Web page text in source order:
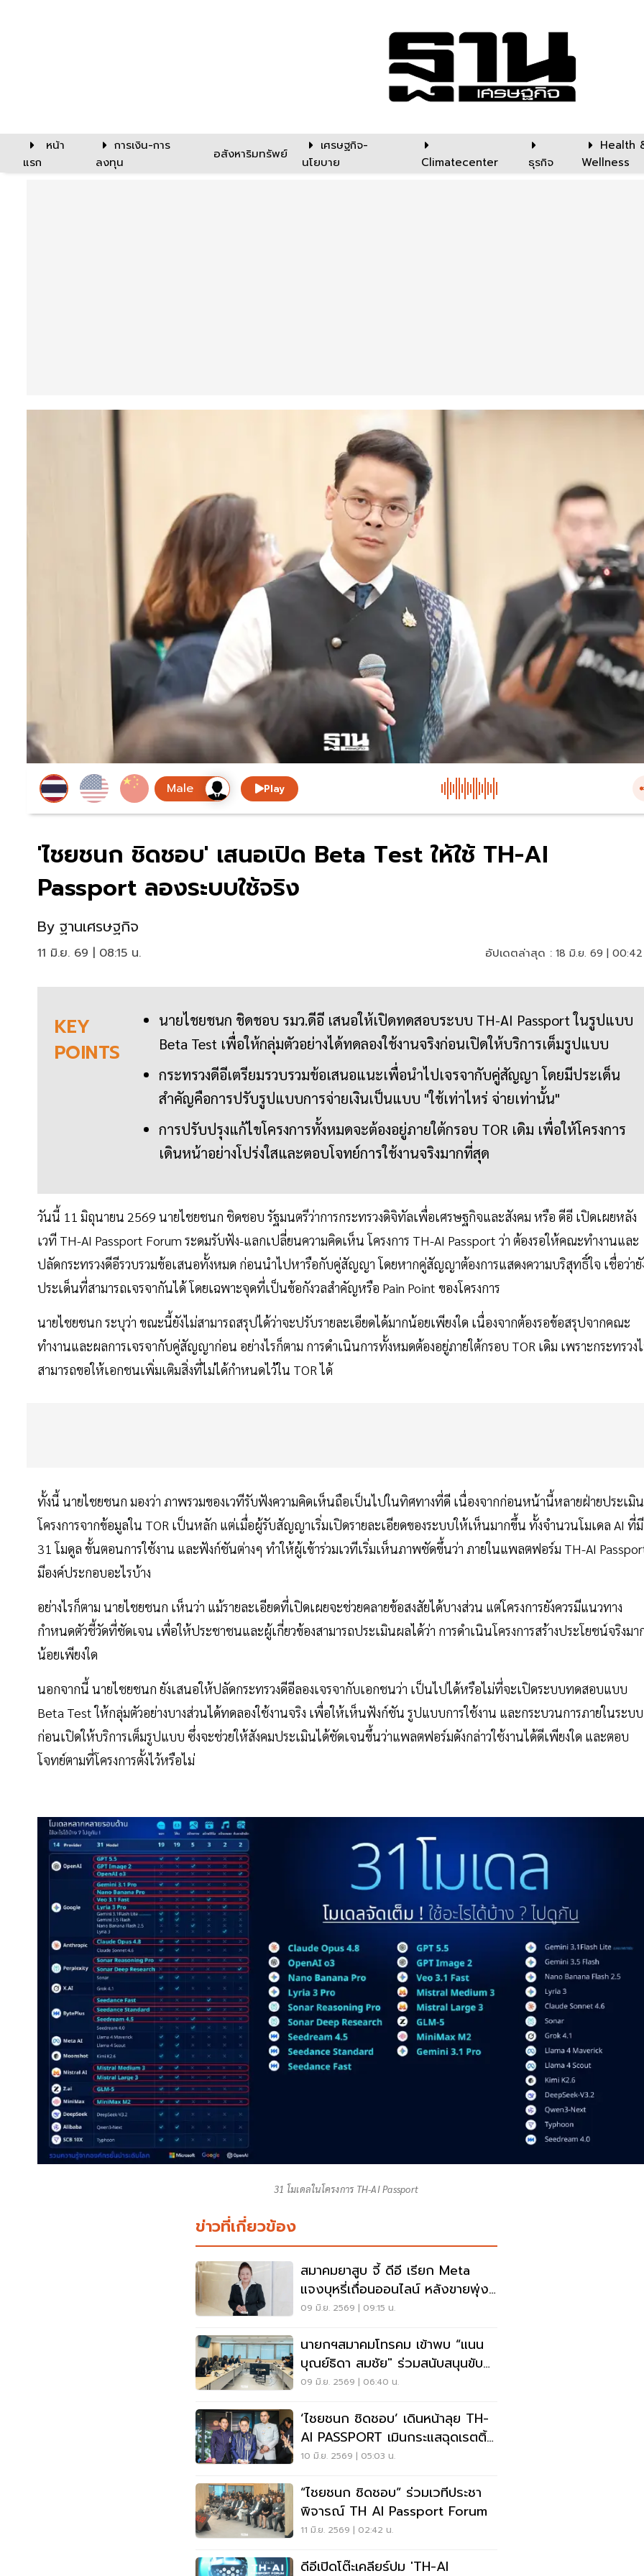
หน้า
แรก
การเงิน-การ
ลงทุน
อสังหาริมทรัพย์
เศรษฐกิจ-
นโยบาย
Climatecenter ธุรกิจ
Health
Wellness
Play
'ไชยชนก ชิดชอบ' เสนอเปิด Beta Test ให้ใช้ TH-AI
Passport ลองระบบใช้จริง
By ฐานเศรษฐกิจ
11 มิ.ย. 69 | 08:15 น. อัปเดตล่าสุด : 18 มิ.ย. 69 |
KEY
POINTS
นายไชยชนก ชิดชอบ รมว.ดีอี เสนอให้เปิดทดสอบระบบ TH-AI Passport ในรูปแบบ
Beta Test เพื่อให้กลุ่มตัวอย่างได้ทดลองใช้งานจริงก่อนเปิดให้บริการเต็มรูปแบบ
กระทรวงดีอีเตรียมรวบรวมข้อเสนอแนะเพื่อนำไปเจรจากับคู่สัญญา โดยมีประเด็น
สำคัญคือการปรับรูปแบบการจ่ายเงินเป็นแบบ "ใช้เท่าไหร่ จ่ายเท่านั้น"
การปรับปรุงแก้ไขโครงการทั้งหมดจะต้องอยู่ภายใต้กรอบ TOR เดิม เพื่อให้โครงการ
เดินหน้าอย่างโปร่งใสและตอบโจทย์การใช้งานจริงมากที่สุด
วันนี้ 11 มิถุนายน 2569 นายไชยชนก ชิดชอบ รัฐมนตรีว่าการกระทรวงดิจิทัลเพื่อเศรษฐกิจและสังคม หรือ ดีอี เปิดเผยหลัง
เวที TH-AI Passport Forum ระดมรับฟัง-แลกเปลี่ยนความคิดเห็น โครงการ TH-AI Passport ว่า ต้องรอให้คณะทำงานและ
ปลัดกระทรวงดีอีรวบรวมข้อเสนอทั้งหมด ก่อนนำไปหารือกับคู่สัญญา โดยหากคู่สัญญาต้องการแสดงความบริสุทธิ์ใจ เชื่อว่ายั
ประเด็นที่สามารถเจรจากันได้ โดยเฉพาะจุดที่เป็นข้อกังวลสำคัญหรือ Pain Point ของโครงการ
นายไชยชนก ระบุว่า ขณะนี้ยังไม่สามารถสรุปได้ว่าจะปรับรายละเอียดได้มากน้อยเพียงใด เนื่องจากต้องรอข้อสรุปจากคณะ
ทำงานและผลการเจรจากับคู่สัญญาก่อน อย่างไรก็ตาม การดำเนินการทั้งหมดต้องอยู่ภายใต้กรอบ TOR เดิม เพราะกระทรวง
สามารถขอให้เอกชนเพิ่มเติมสิ่งที่ไม่ได้กำหนดไว้ใน TOR ได้
ทั้งนี้ นายไชยชนก มองว่า ภาพรวมของเวทีรับฟังความคิดเห็นถือเป็นไปในทิศทางที่ดี เนื่องจากก่อนหน้านี้หลายฝ่ายประเมิน
โครงการจากข้อมูลใน TOR เป็นหลัก แต่เมื่อผู้รับสัญญาเริ่มเปิดรายละเอียดของระบบให้เห็นมากขึ้น ทั้งจำนวนโมเดล AI ที่มี
31 โมดูล ขั้นตอนการใช้งาน และฟังก์ชันต่างๆ ทำให้ผู้เข้าร่วมเวทีเริ่มเห็นภาพชัดขึ้นว่า ภายในแพลตฟอร์ม TH-AI
มีองค์ประกอบอะไรบ้าง
อย่างไรก็ตาม นายไชยชนก เห็นว่า แม้รายละเอียดที่เปิดเผยจะช่วยคลายข้อสงสัยได้บางส่วน แต่โครงการยังควรมีแนวทาง
กำหนดตัวชี้วัดที่ชัดเจน เพื่อให้ประชาชนและผู้เกี่ยวข้องสามารถประเมินผลได้ว่า การดำเนินโครงการสร้างประโยชน์จริงมา
น้อยเพียงใด
นอกจากนี้ นายไชยชนก ยังเสนอให้ปลัดกระทรวงดีอีลองเจรจากับเอกชนว่า เป็นไปได้หรือไม่ที่จะเปิดระบบทดสอบแบบ
Beta Test ให้กลุ่มตัวอย่างบางส่วนได้ทดลองใช้งานจริง เพื่อให้เห็นฟังก์ชัน รูปแบบการใช้งาน และกระบวนการภายในระบบ
ก่อนเปิดให้บริการเต็มรูปแบบ ซึ่งจะช่วยให้สังคมประเมินได้ชัดเจนขึ้นว่าแพลตฟอร์มดังกล่าวใช้งานได้ดีเพียงใด และตอบ
โจทย์ตามที่โครงการตั้งไว้หรือไม่
31 โมเดลในโครงการ TH-AI Passport
ข่าวที่เกี่ยวข้อง
สมาคมยาสูบ จี้ ดีอี เรียก Meta
แจงบุหรี่เถื่อนออนไลน์ หลังขายพุ่ง
กว่า 1,200 รายการ
09 มิ.ย. 2569 | 09:15 น.
นายกฯสมาคมโทรคม เข้าพบ “แนน
บุณย์ธิดา สมชัย" ร่วมสนับสนุนขับ
เคลื่อนเทคโนโลยี
09 มิ.ย. 2569 | 06:40 น.
‘ไชยชนก ชิดชอบ’ เดินหน้าลุย TH-
AI PASSPORT เมินกระแสฉุดเรตติ้ง
รัฐบาล
10 มิ.ย. 2569 | 05:03 น.
“ไชยชนก ชิดชอบ” ร่วมเวทีประชา
พิจารณ์ TH AI Passport Forum
11 มิ.ย. 2569 | 02:42 น.
ดีอีเปิดโต๊ะเคลียร์ปม 'TH-AI